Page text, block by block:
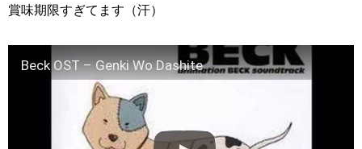
賞味期限すぎてます（汗）
Beck OST – Genki Wo Dashite